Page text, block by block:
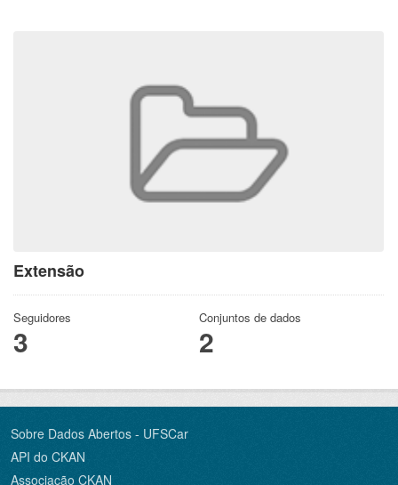
Extensão
Seguidores
3
Conjuntos de dados
2
Sobre Dados Abertos - UFSCar
API do CKAN
Associação CKAN